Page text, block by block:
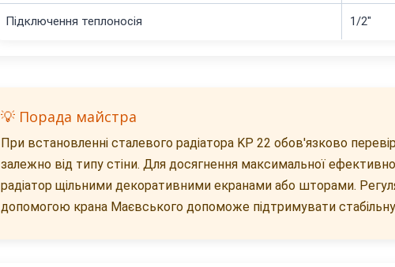
Підключення теплоносія 1/2"
💡 Порада майстра
При встановленні сталевого радіатора KP 22 обов'язково
залежно від типу стіни. Для досягнення максимальної
радіатор щільними декоративними екранами або шторами.
допомогою крана Маєвського допоможе підтримувати